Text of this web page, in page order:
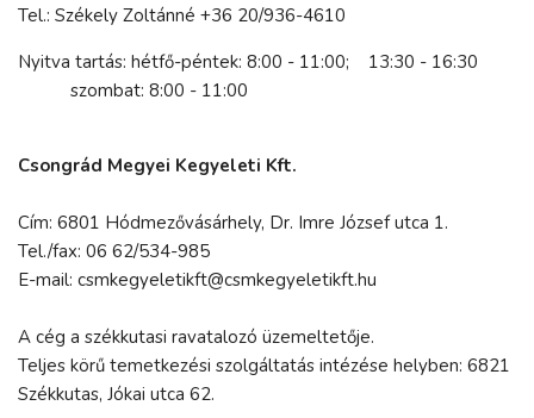
Tel.: Székely Zoltánné +36 20/936-4610
Nyitva tartás: hétfő-péntek: 8:00 - 11:00; 13:30 - 16:30
szombat: 8:00 - 11:00
Csongrád Megyei Kegyeleti Kft.
Cím: 6801 Hódmezővásárhely, Dr. Imre József utca 1.
Tel./fax: 06 62/534-985
E-mail: csmkegyeletikft@csmkegyeletikft.hu
A cég a székkutasi ravatalozó üzemeltetője.
Teljes körű temetkezési szolgáltatás intézése helyben: 6821
Székkutas, Jókai utca 62.